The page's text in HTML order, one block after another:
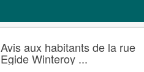
Avis aux habitants de la rue
Egide Winteroy ...